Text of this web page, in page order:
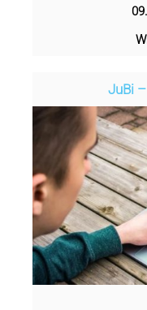
JuBi